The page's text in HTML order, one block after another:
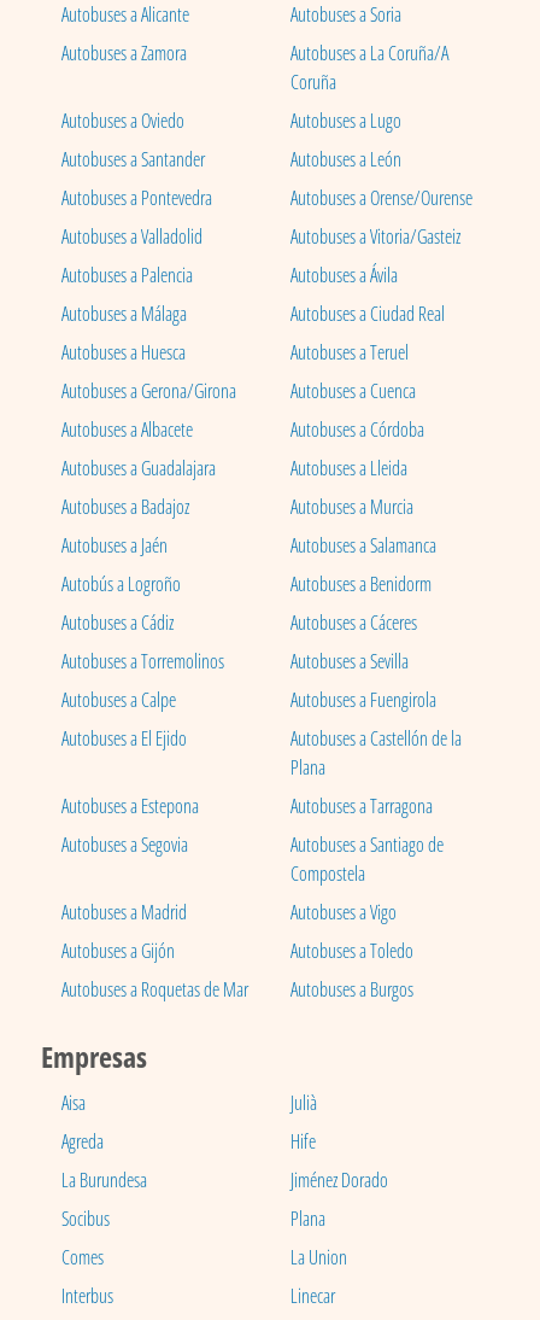
Autobuses a Alicante
Autobuses a Soria
Autobuses a Zamora
Autobuses a La Coruña/A
Coruña
Autobuses a Oviedo
Autobuses a Lugo
Autobuses a Santander
Autobuses a León
Autobuses a Pontevedra
Autobuses a Orense/Ourense
Autobuses a Valladolid
Autobuses a Vitoria/Gasteiz
Autobuses a Palencia
Autobuses a Ávila
Autobuses a Málaga
Autobuses a Ciudad Real
Autobuses a Huesca
Autobuses a Teruel
Autobuses a Gerona/Girona
Autobuses a Cuenca
Autobuses a Albacete
Autobuses a Córdoba
Autobuses a Guadalajara
Autobuses a Lleida
Autobuses a Badajoz
Autobuses a Murcia
Autobuses a Jaén
Autobuses a Salamanca
Autobús a Logroño
Autobuses a Benidorm
Autobuses a Cádiz
Autobuses a Cáceres
Autobuses a Torremolinos
Autobuses a Sevilla
Autobuses a Calpe
Autobuses a Fuengirola
Autobuses a El Ejido
Autobuses a Castellón de la
Plana
Autobuses a Estepona
Autobuses a Tarragona
Autobuses a Segovia
Autobuses a Santiago de
Compostela
Autobuses a Madrid
Autobuses a Vigo
Autobuses a Gijón
Autobuses a Toledo
Autobuses a Roquetas de Mar
Autobuses a Burgos
Empresas
Aisa
Julià
Agreda
Hife
La Burundesa
Jiménez Dorado
Socibus
Plana
Comes
La Union
Interbus
Linecar